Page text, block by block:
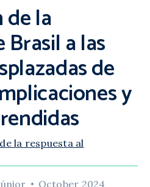
de la
Brasil a las
de
y
la respuesta al
October 2024